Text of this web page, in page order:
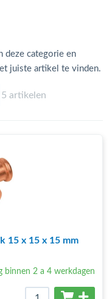
deze categorie en
juiste artikel te vinden.
5 artikelen
15 x 15 x 15 mm
binnen 2 a 4 werkdagen